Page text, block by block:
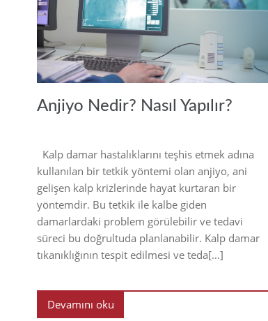
Anjiyo Nedir? Nasıl Yapılır?
Kalp damar hastalıklarını teşhis etmek adına
kullanılan bir tetkik yöntemi olan anjiyo, ani
gelişen kalp krizlerinde hayat kurtaran bir
yöntemdir. Bu tetkik ile kalbe giden
damarlardaki problem görülebilir ve tedavi
süreci bu doğrultuda planlanabilir. Kalp damar
tıkanıklığının tespit edilmesi ve teda[…]
Devamını oku